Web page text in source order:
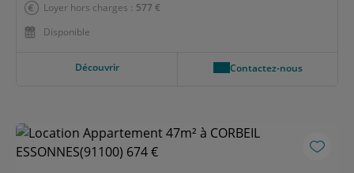
Loyer hors charges : 577 €
Disponible
Découvrir Contactez-nous